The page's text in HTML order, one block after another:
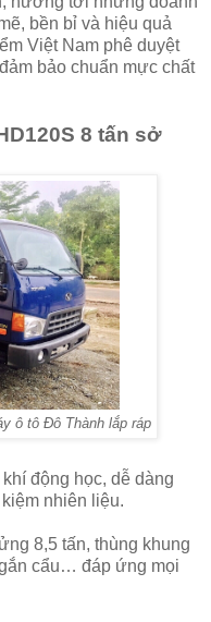
bền bỉ và hiệu quả
Việt Nam phê duyệt
bảo chuẩn mực chất
8 tấn sở
ô tô Đô Thành lắp ráp
động học, dễ dàng
nhiên liệu.
8,5 tấn, thùng khung
cẩu… đáp ứng mọi